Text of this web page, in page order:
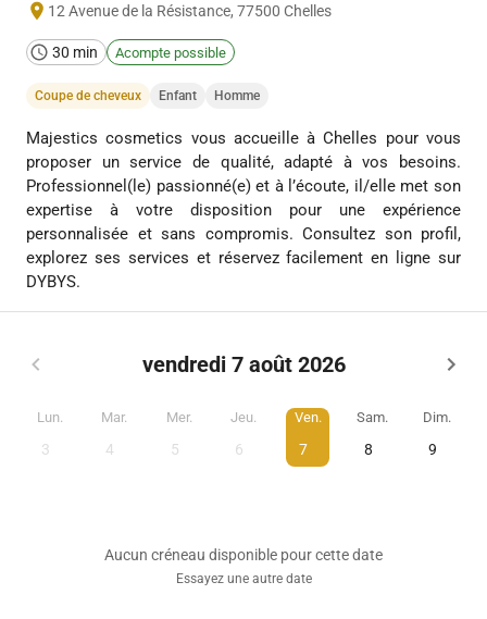
12 Avenue de la Résistance, 77500 Chelles
30 min Acompte possible
Coupe de cheveux Enfant Homme
Majestics cosmetics vous accueille à Chelles pour vous
proposer un service de qualité, adapté à vos besoins.
Professionnel(le) passionné(e) et à l’écoute, il/elle met son
expertise à votre disposition pour une expérience
personnalisée et sans compromis. Consultez son profil,
explorez ses services et réservez facilement en ligne sur
DYBYS.
vendredi 7 août 2026
Lun.
3
Mar.
4
Mer.
5
Jeu.
6
Ven.
7
Sam.
8
Dim.
9
Aucun créneau disponible pour cette date
Essayez une autre date